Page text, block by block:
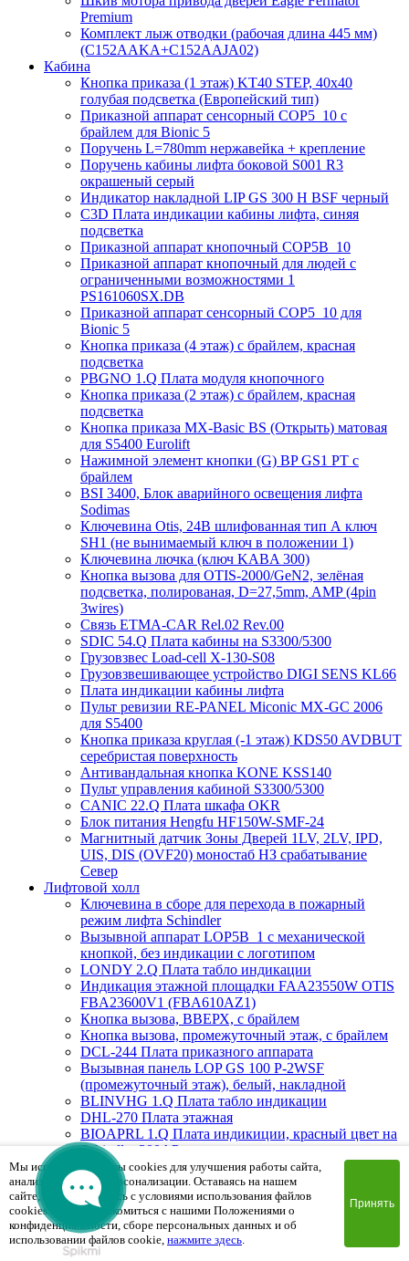
Premium
Комплект лыж отводки (рабочая длина 445 мм)
(C152AAKA+C152AAJA02)
Кабина
Кнопка приказа (1 этаж) KT40 STEP, 40х40
голубая подсветка (Европейский тип)
Приказной аппарат сенсорный COP5_10 с
брайлем для Bionic 5
Поручень L=780mm нержавейка + крепление
Поручень кабины лифта боковой S001 R3
окрашеный серый
Индикатор накладной LIP GS 300 H BSF черный
C3D Плата индикации кабины лифта, синяя
подсветка
Приказной аппарат кнопочный COP5B_10
Приказной аппарат кнопочный для людей с
ограниченными возможностями 1
PS161060SX.DB
Приказной аппарат сенсорный COP5_10 для
Bionic 5
Кнопка приказа (4 этаж) с брайлем, красная
подсветка
PBGNO 1.Q Плата модуля кнопочного
Кнопка приказа (2 этаж) с брайлем, красная
подсветка
Кнопка приказа MX-Basic BS (Открыть) матовая
для S5400 Eurolift
Нажимной элемент кнопки (G) BP GS1 PT с
брайлем
BSI 3400, Блок аварийного освещения лифта
Sodimas
Ключевина Otis, 24В шлифованная тип А ключ
SH1 (не вынимаемый ключ в положении 1)
Ключевина лючка (ключ KABA 300)
Кнопка вызова для OTIS-2000/GeN2, зелёная
подсветка, полированая, D=27,5mm, AMP (4pin
3wires)
Связь ETMA-CAR Rel.02 Rev.00
SDIC 54.Q Плата кабины на S3300/5300
Грузовзвес Load-cell X-130-S08
Грузовзвешивающее устройство DIGI SENS KL66
Плата индикации кабины лифта
Пульт ревизии RE-PANEL Miconic MX-GC 2006
для S5400
Кнопка приказа круглая (-1 этаж) KDS50 AVDBUT
серебристая поверхность
Антивандальная кнопка KONE KSS140
Пульт управления кабиной S3300/5300
CANIC 22.Q Плата шкафа OKR
Блок питания Hengfu HF150W-SMF-24
Магнитный датчик Зоны Дверей 1LV, 2LV, IPD,
UIS, DIS (OVF20) моностаб НЗ срабатывание
Cевер
Лифтовой холл
Ключевина в сборе для перехода в пожарный
режим лифта Schindler
Вызывной аппарат LOP5B_1 с механической
кнопкой, без индикации с логотипом
LONDY 2.Q Плата табло индикации
Индикация этажной площадки FAA23550W OTIS
FBA23600V1 (FBA610AZ1)
Кнопка вызова, ВВЕРХ, с брайлем
Кнопка вызова, промежуточный этаж, с брайлем
DCL-244 Плата приказного аппарата
Вызывная панель LOP GS 100 P-2WSF
(промежуточный этаж), белый, накладной
BLINVHG 1.Q Плата табло индикации
DHL-270 Плата этажная
BIOAPRL 1.Q Плата индикиции, красный цвет на
Schindler 300AP
Вызывная панель LOP GS 300 PG-2BSF (Вверх/
Вниз), белый, врезной
MAD1.Q Плата индикации
Вызывная панель PSF8524CLOP.2 (пожарная
мет.кнопки) 85х240х2mm
FHS0DWF Плата вызывной панели сегментная
Мы используем файлы cookies для улучшения работы сайта,
анализа трафика и персонализации. Оставаясь на нашем
сайте, вы соглашаетесь с условиями использования файлов
cookies. Чтобы ознакомиться с нашими Положениями о
конфиденциальности, сборе персональных данных и об
использовании файлов cookie, нажмите здесь.
Принять